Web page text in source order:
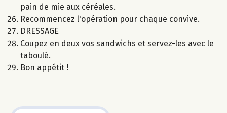
pain de mie aux céréales.
Recommencez l'opération pour chaque convive.
DRESSAGE
Coupez en deux vos sandwichs et servez-les avec le
taboulé.
Bon appétit !